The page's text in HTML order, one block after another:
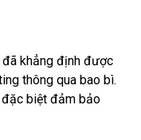
khẳng định được
thông qua bao bì.
biệt đảm bảo